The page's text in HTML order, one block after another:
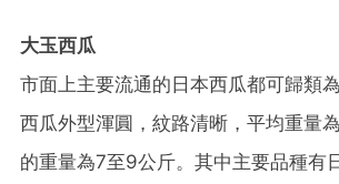
大玉西瓜
市面上主要流通的日本西瓜都可歸類
西瓜外型渾圓，紋路清晰，平均重量
的重量為7至9公斤。其中主要品種有